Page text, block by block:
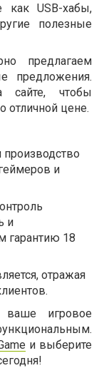
как USB-хабы,
полезные
предлагаем
предложения.
сайте, чтобы
отличной цене.
и
и
гарантию 18
отражая
ваше игровое
и выберите